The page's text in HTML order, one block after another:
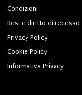
Condizioni
Resi e diritto di recesso
Privacy Policy
Cookie Policy
Informativa Privacy